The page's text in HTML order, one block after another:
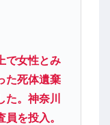
で女性とみ
た死体遺棄
。神奈川
を投入。